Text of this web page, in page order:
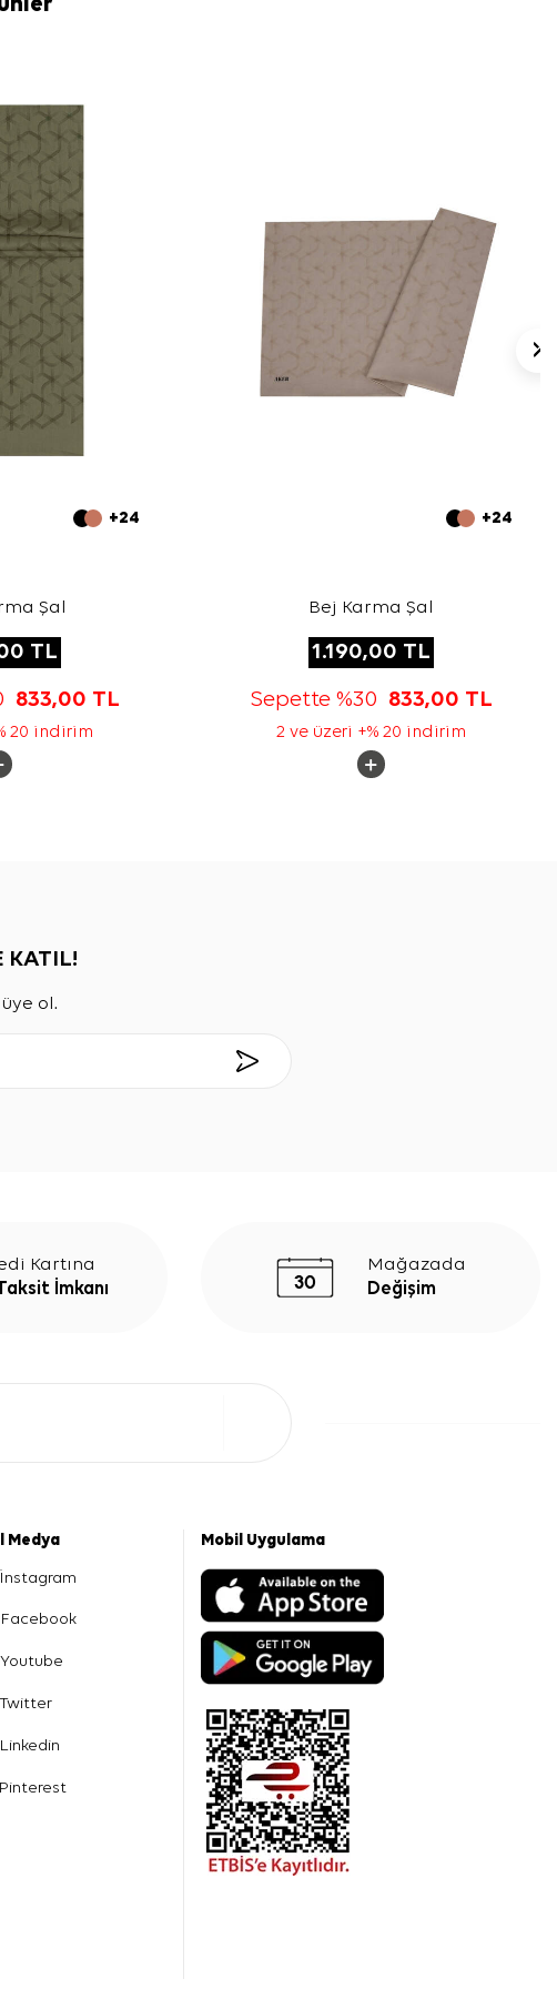
Sorulan Sorular
Polyester Dikdörtgen Desenli Şal hangi
üretilmiştir?
ana rengi nedir?
polyester şal hangi kombinlerle kullanılabilir?
Aker marka mıdır?
+24
Şal
TL
833,00 TL
20 indirim
+24
Bej Karma Şal
1.190,00 TL
Sepette %30 833,00 TL
2 ve üzeri +% 20 indirim
KATIL!
ol.
Kartına
İmkanı
Mağazada
Değişim
Medya
İnstagram
Facebook
Youtube
Twitter
Linkedin
Pinterest
Mobil Uygulama